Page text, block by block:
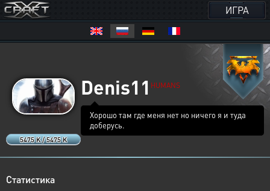
ИГРА
5475 K / 5475 K
Denis11 HUMANS
Хорошо там где меня нет но ничего я и туда
доберусь.
Статистика